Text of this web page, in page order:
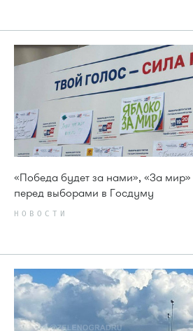
«Победа будет за нами», «За
перед выборами в Госдуму
НОВОСТИ